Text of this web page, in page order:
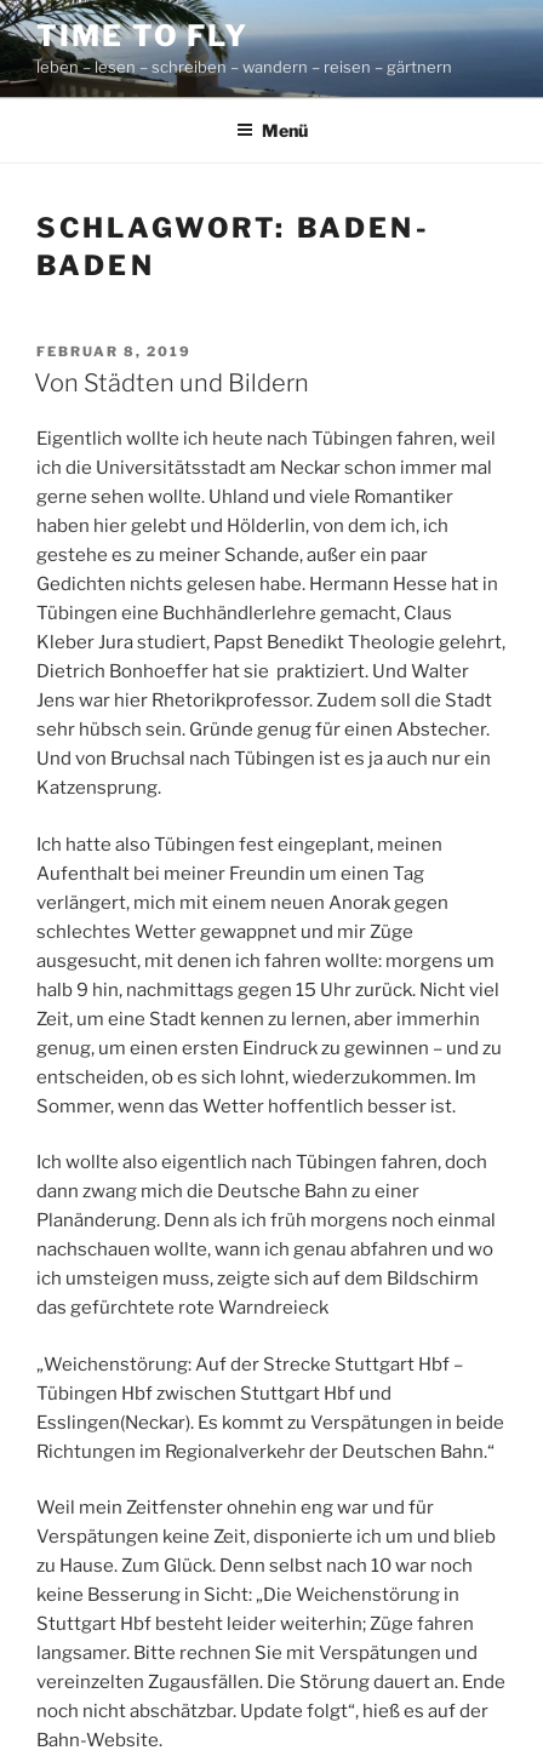
Zum
Inhalt
springen
TIME TO FLY
leben – lesen – schreiben – wandern – reisen – gärtnern
Menü
SCHLAGWORT: BADEN-
BADEN
VERÖFFENTLICHT
AM
FEBRUAR 8, 2019
Von Städten und Bildern
Eigentlich wollte ich heute nach Tübingen fahren, weil
ich die Universitätsstadt am Neckar schon immer mal
gerne sehen wollte. Uhland und viele Romantiker
haben hier gelebt und Hölderlin, von dem ich, ich
gestehe es zu meiner Schande, außer ein paar
Gedichten nichts gelesen habe. Hermann Hesse hat in
Tübingen eine Buchhändlerlehre gemacht, Claus
Kleber Jura studiert, Papst Benedikt Theologie gelehrt,
Dietrich Bonhoeffer hat sie praktiziert. Und Walter
Jens war hier Rhetorikprofessor. Zudem soll die Stadt
sehr hübsch sein. Gründe genug für einen Abstecher.
Und von Bruchsal nach Tübingen ist es ja auch nur ein
Katzensprung.
Ich hatte also Tübingen fest eingeplant, meinen
Aufenthalt bei meiner Freundin um einen Tag
verlängert, mich mit einem neuen Anorak gegen
schlechtes Wetter gewappnet und mir Züge
ausgesucht, mit denen ich fahren wollte: morgens um
halb 9 hin, nachmittags gegen 15 Uhr zurück. Nicht viel
Zeit, um eine Stadt kennen zu lernen, aber immerhin
genug, um einen ersten Eindruck zu gewinnen – und zu
entscheiden, ob es sich lohnt, wiederzukommen. Im
Sommer, wenn das Wetter hoffentlich besser ist.
Ich wollte also eigentlich nach Tübingen fahren, doch
dann zwang mich die Deutsche Bahn zu einer
Planänderung. Denn als ich früh morgens noch einmal
nachschauen wollte, wann ich genau abfahren und wo
ich umsteigen muss, zeigte sich auf dem Bildschirm
das gefürchtete rote Warndreieck
„Weichenstörung: Auf der Strecke Stuttgart Hbf –
Tübingen Hbf zwischen Stuttgart Hbf und
Esslingen(Neckar). Es kommt zu Verspätungen in beide
Richtungen im Regionalverkehr der Deutschen Bahn.“
Weil mein Zeitfenster ohnehin eng war und für
Verspätungen keine Zeit, disponierte ich um und blieb
zu Hause. Zum Glück. Denn selbst nach 10 war noch
keine Besserung in Sicht: „Die Weichenstörung in
Stuttgart Hbf besteht leider weiterhin; Züge fahren
langsamer. Bitte rechnen Sie mit Verspätungen und
vereinzelten Zugausfällen. Die Störung dauert an. Ende
noch nicht abschätzbar. Update folgt“, hieß es auf der
Bahn-Website.